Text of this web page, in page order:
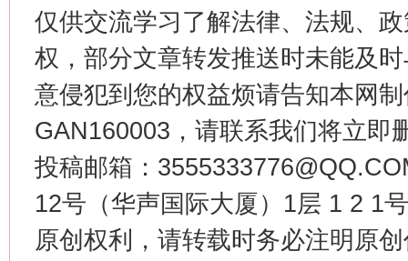
仅供交流学习了解法律、法规、
权，部分文章转发推送时未能及
意侵犯到您的权益烦请告知本网
GAN160003，请联系我们将立即
投稿邮箱：
12号（华声国际大厦）1层 1 2 1
原创权利，请转载时务必注明原
揭批美国五大"原罪" "